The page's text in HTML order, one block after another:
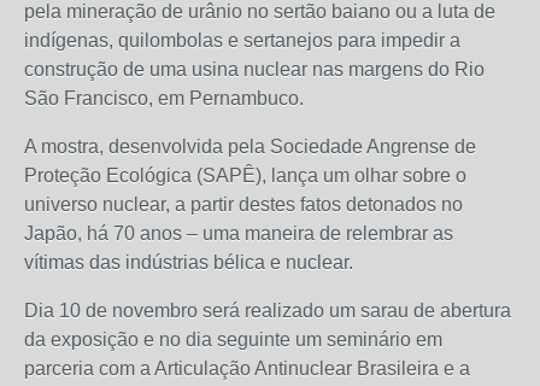
pela mineração de urânio no sertão baiano ou a luta de
indígenas, quilombolas e sertanejos para impedir a
construção de uma usina nuclear nas margens do Rio
São Francisco, em Pernambuco.
A mostra, desenvolvida pela Sociedade Angrense de
Proteção Ecológica (SAPÊ), lança um olhar sobre o
universo nuclear, a partir destes fatos detonados no
Japão, há 70 anos – uma maneira de relembrar as
vítimas das indústrias bélica e nuclear.
Dia 10 de novembro será realizado um sarau de abertura
da exposição e no dia seguinte um seminário em
parceria com a Articulação Antinuclear Brasileira e a